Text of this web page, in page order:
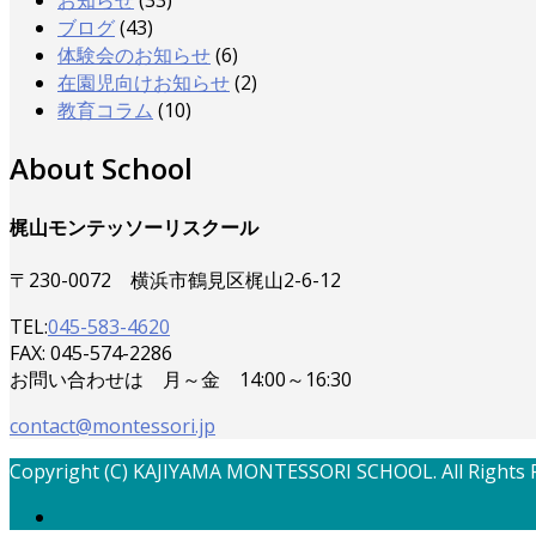
ブログ(43)
体験会のお知らせ(6)
在園児向けお知らせ(2)
教育コラム (10)
About School
梶山モンテッソーリスクール
〒230-0072 横浜市鶴見区梶山2-6-12
TEL:045-583-4620
FAX: 045-574-2286
お問い合わせは 月～金 14:00～16:30
contact@montessori.jp
Copyright (C) KAJIYAMA MONTESSORI SCHOOL. All Rights